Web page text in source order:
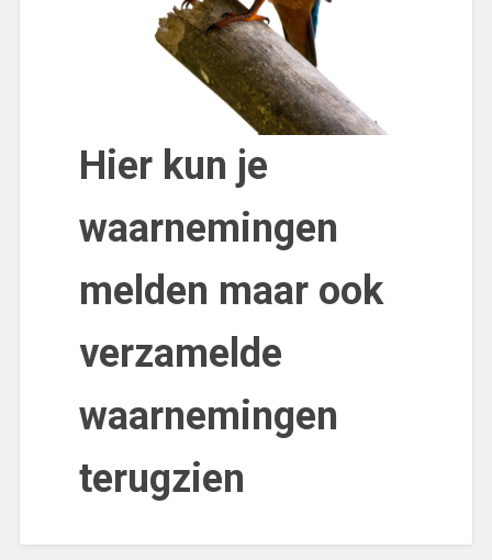
Hier kun je
waarnemingen
melden maar ook
verzamelde
waarnemingen
terugzien